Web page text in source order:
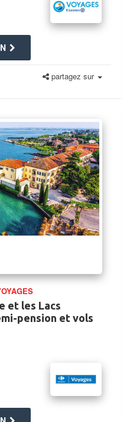
partagez sur
et les Lacs
pension et vols